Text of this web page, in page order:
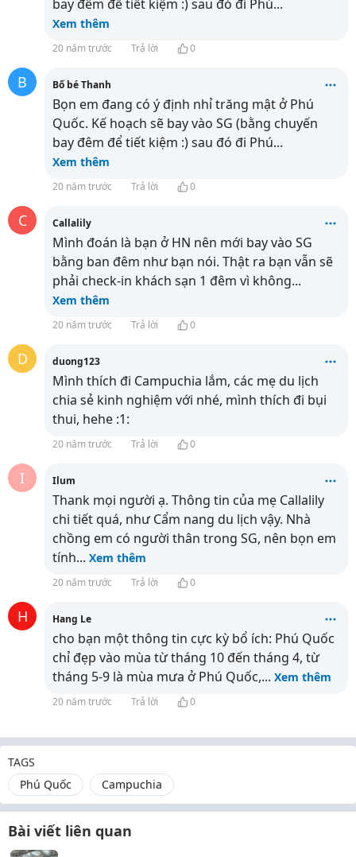
bay đêm để tiết kiệm :) sau đó đi Phú...
Xem thêm
20 năm trước Trả lời 0
B Bố bé Thanh
Bọn em đang có ý định nhỉ trăng mật ở Phú
Quốc. Kế hoạch sẽ bay vào SG (bằng chuyến
bay đêm để tiết kiệm :) sau đó đi Phú...
Xem thêm
20 năm trước Trả lời 0
C Callalily
Mình đoán là bạn ở HN nên mới bay vào SG
bằng ban đêm như bạn nói. Thật ra bạn vẫn sẽ
phải check-in khách sạn 1 đêm vì không...
Xem thêm
20 năm trước Trả lời 0
D duong123
Mình thích đi Campuchia lắm, các mẹ du lịch
chia sẻ kinh nghiệm với nhé, mình thích đi bụi
thui, hehe :1:
20 năm trước Trả lời 0
I Ilum
Thank mọi người ạ. Thông tin của mẹ Callalily
chi tiết quá, như Cẩm nang du lịch vậy. Nhà
chồng em có người thân trong SG, nên bọn em
tính... Xem thêm
20 năm trước Trả lời 0
H Hang Le
cho bạn một thông tin cực kỳ bổ ích: Phú Quốc
chỉ đẹp vào mùa từ tháng 10 đến tháng 4, từ
tháng 5-9 là mùa mưa ở Phú Quốc,... Xem thêm
20 năm trước Trả lời 0
TAGS
Phú Quốc
Campuchia
Bài viết liên quan